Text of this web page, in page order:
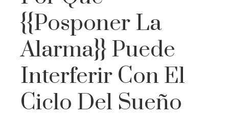
{{posponer La
Alarma}} Puede
Interferir Con El
Ciclo Del Sueño